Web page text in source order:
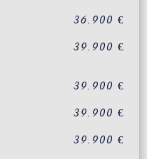
36.900 €
39.900 €
39.900 €
39.900 €
39.900 €